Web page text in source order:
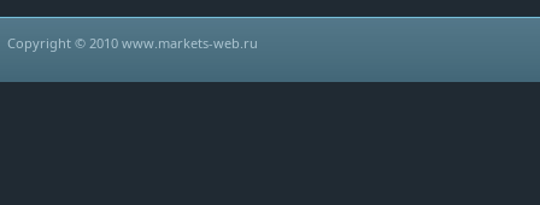
Copyright © 2010 www.markets-web.ru